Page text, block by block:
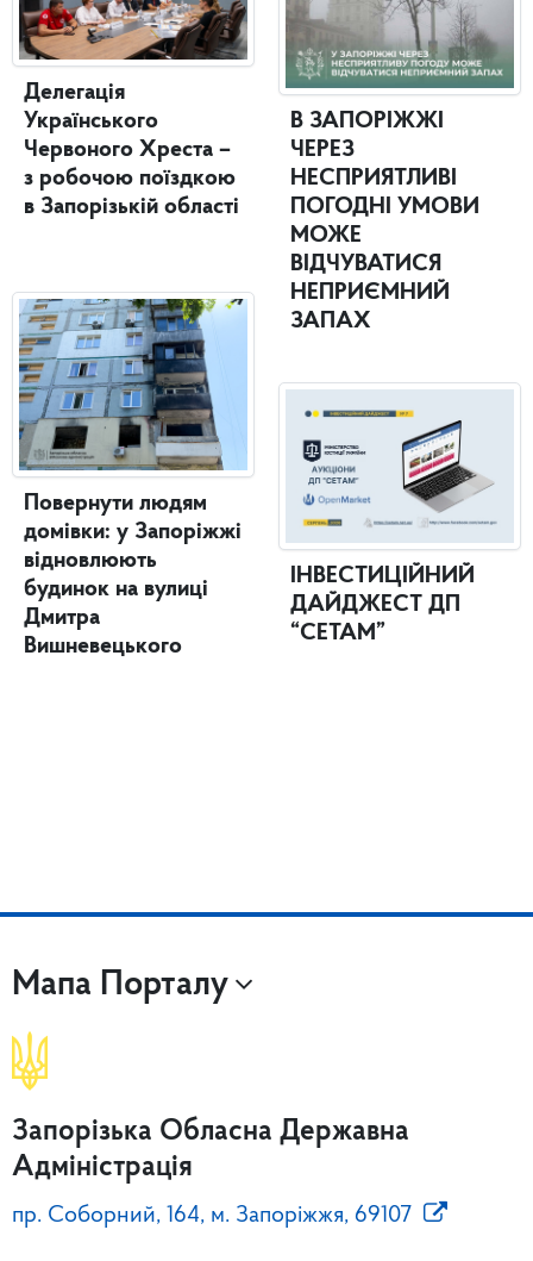
Делегація
Українського
Червоного Хреста –
з робочою поїздкою
в Запорізькій області
Повернути людям
домівки: у Запоріжжі
відновлюють
будинок на вулиці
Дмитра
Вишневецького
В ЗАПОРІЖЖІ
ЧЕРЕЗ
НЕСПРИЯТЛИВІ
ПОГОДНІ УМОВИ
МОЖЕ
ВІДЧУВАТИСЯ
НЕПРИЄМНИЙ
ЗАПАХ
ІНВЕСТИЦІЙНИЙ
ДАЙДЖЕСТ ДП
“СЕТАМ”
Мапа Порталу
Запорізька Обласна Державна
Адміністрація
пр. Соборний, 164, м. Запоріжжя, 69107